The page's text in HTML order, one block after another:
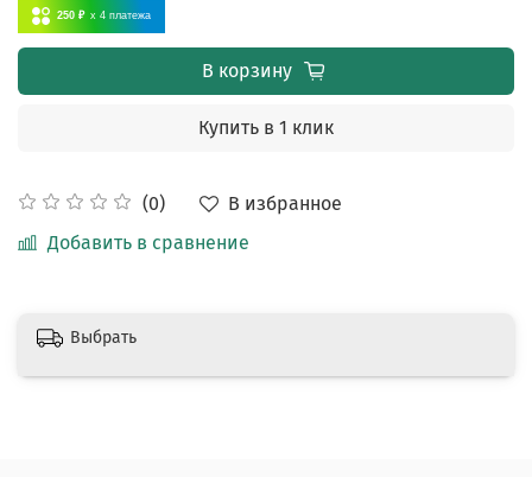
(0)
В избранное
Добавить в сравнение
250 ₽ x 4 платежа
В корзину
Купить в 1 клик
Выбрать